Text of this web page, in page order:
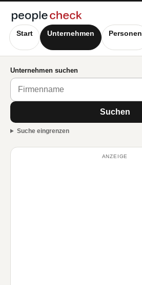
Start Unternehmen Personen
Unternehmen suchen
Suchen
Suche eingrenzen
ANZEIGE